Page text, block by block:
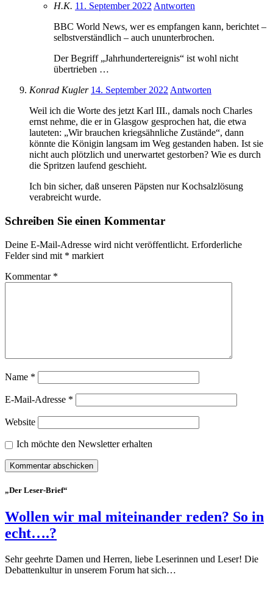
H.K. 11. September 2022Antworten
BBC World News, wer es empfangen kann, berichtet –
selbstverständlich – auch ununterbrochen.
Der Begriff „Jahrhundertereignis“ ist wohl nicht
übertrieben …
Konrad Kugler 14. September 2022Antworten
Weil ich die Worte des jetzt Karl III., damals noch Charles
ernst nehme, die er in Glasgow gesprochen hat, die etwa
lauteten: „Wir brauchen kriegsähnliche Zustände“, dann
könnte die Königin langsam im Weg gestanden haben. Ist sie
nicht auch plötzlich und unerwartet gestorben? Wie es durch
die Spritzen laufend geschieht.
Ich bin sicher, daß unseren Päpsten nur Kochsalzlösung
verabreicht wurde.
Schreiben Sie einen Kommentar
Deine E-Mail-Adresse wird nicht veröffentlicht. Erforderliche
Felder sind mit * markiert
Kommentar *
Name *
E-Mail-Adresse *
Website
Ich möchte den Newsletter erhalten
„Der Leser-Brief“
Wollen wir mal miteinander reden? So in
echt….?
Sehr geehrte Damen und Herren, liebe Leserinnen und Leser! Die
Debattenkultur in unserem Forum hat sich…